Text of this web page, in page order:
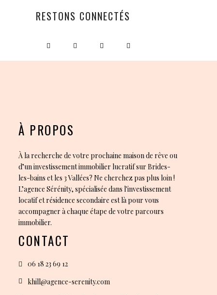
RESTONS CONNECTÉS
À PROPOS
À la recherche de votre prochaine maison de rêve ou
d’un investissement immobilier lucratif sur Brides-
les-bains et les 3 Vallées? Ne cherchez pas plus loin !
L’agence Sérénity, spécialisée dans l'investissement
locatif et résidence secondaire est là pour vous
accompagner à chaque étape de votre parcours
immobilier.
CONTACT
06 18 23 69 12
khill@agence-serenity.com